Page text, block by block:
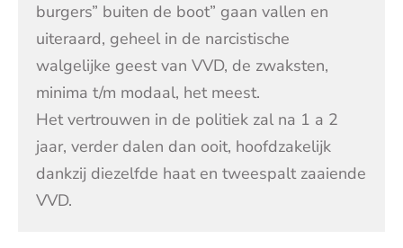
burgers” buiten de boot” gaan vallen en
uiteraard, geheel in de narcistische
walgelijke geest van VVD, de zwaksten,
minima t/m modaal, het meest.
Het vertrouwen in de politiek zal na 1 a 2
jaar, verder dalen dan ooit, hoofdzakelijk
dankzij diezelfde haat en tweespalt zaaiende
VVD.